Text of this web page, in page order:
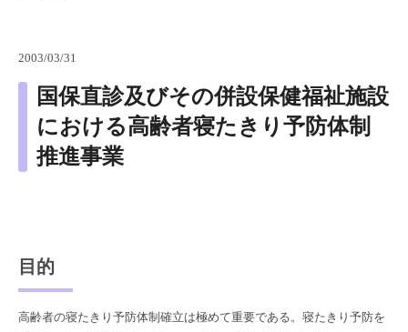
2003/03/31
国保直診及びその併設保健福祉施設
における高齢者寝たきり予防体制
推進事業
目的
高齢者の寝たきり予防体制確立は極めて重要である。寝たきり予防を